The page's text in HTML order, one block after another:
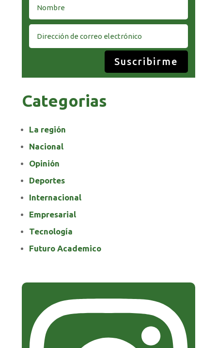
Suscribirme
Categorias
La región
Nacional
Opinión
Deportes
Internacional
Empresarial
Tecnología
Futuro Academico